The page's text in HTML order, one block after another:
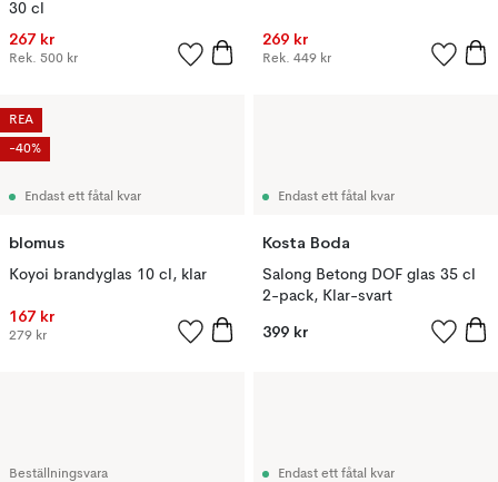
30 cl
267 kr
Rek. 500 kr
269 kr
Rek. 449 kr
Endast ett fåtal kvar
blomus
Koyoi brandyglas 10 cl, klar
167 kr
279 kr
REA
-40%
Endast ett fåtal kvar
Kosta Boda
Salong Betong DOF glas 35 cl
2-pack, Klar-svart
399 kr
Beställningsvara Endast ett fåtal kvar